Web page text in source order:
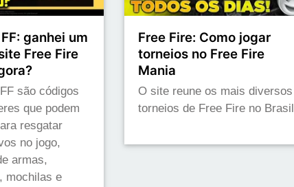
ganhei um
Free Fire
são códigos
que podem
resgatar
no jogo,
armas,
mochilas e
Free Fire: Como jogar
torneios no Free Fire
Mania
O site reune os mais diversos
torneios de Free Fire no Brasil